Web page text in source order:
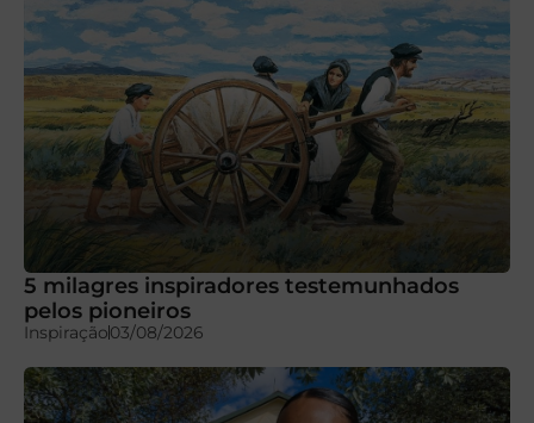
5 milagres inspiradores testemunhados
pelos pioneiros
Inspiração03/08/2026